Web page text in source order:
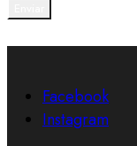
Facebook
Instagram